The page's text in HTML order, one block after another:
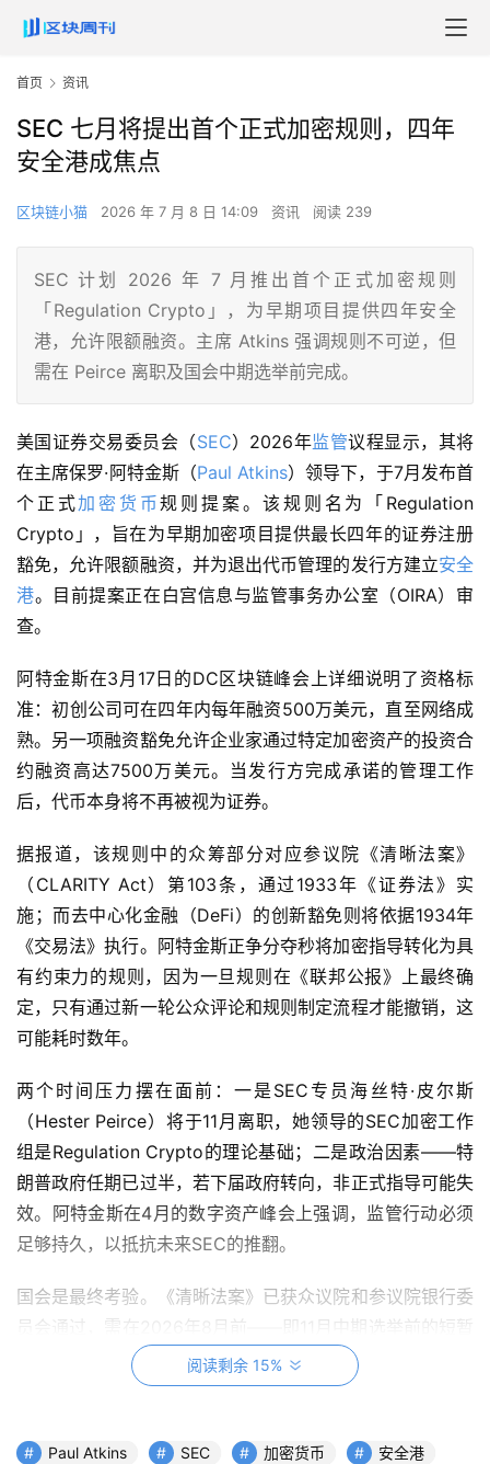
首页 资讯
SEC 七月将提出首个正式加密规则，四年
安全港成焦点
区块链小猫 2026 年 7 月 8 日 14:09 资讯 阅读 239
SEC 计划 2026 年 7 月推出首个正式加密规则
「Regulation Crypto」，为早期项目提供四年安全
港，允许限额融资。主席 Atkins 强调规则不可逆，但
需在 Peirce 离职及国会中期选举前完成。
美国证券交易委员会（SEC）2026年监管议程显示，其将
在主席保罗·阿特金斯（Paul Atkins）领导下，于7月发布首
个正式加密货币规则提案。该规则名为「Regulation
Crypto」，旨在为早期加密项目提供最长四年的证券注册
豁免，允许限额融资，并为退出代币管理的发行方建立安全
港。目前提案正在白宫信息与监管事务办公室（OIRA）审
查。
阿特金斯在3月17日的DC区块链峰会上详细说明了资格标
准：初创公司可在四年内每年融资500万美元，直至网络成
熟。另一项融资豁免允许企业家通过特定加密资产的投资合
约融资高达7500万美元。当发行方完成承诺的管理工作
后，代币本身将不再被视为证券。
据报道，该规则中的众筹部分对应参议院《清晰法案》
（CLARITY Act）第103条，通过1933年《证券法》实
施；而去中心化金融（DeFi）的创新豁免则将依据1934年
《交易法》执行。阿特金斯正争分夺秒将加密指导转化为具
有约束力的规则，因为一旦规则在《联邦公报》上最终确
定，只有通过新一轮公众评论和规则制定流程才能撤销，这
可能耗时数年。
两个时间压力摆在面前：一是SEC专员海丝特·皮尔斯
（Hester Peirce）将于11月离职，她领导的SEC加密工作
组是Regulation Crypto的理论基础；二是政治因素——特
朗普政府任期已过半，若下届政府转向，非正式指导可能失
效。阿特金斯在4月的数字资产峰会上强调，监管行动必须
足够持久，以抵抗未来SEC的推翻。
国会是最终考验。《清晰法案》已获众议院和参议院银行委
员会通过，需在2026年8月前——即11月中期选举前的短暂
窗口——成为法律。并非所有人都支持豁免路径：城堡证券
（Citadel Securities）主张全面通知-评论规则制定，认为
没有必要。SEC议程还涉及加密交易所和经纪自营商监管，
阅读剩余 15%
Paul Atkins SEC 加密货币
安全港